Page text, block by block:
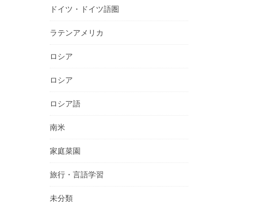
ドイツ・ドイツ語圏
ラテンアメリカ
ロシア
ロシア
ロシア語
南米
家庭菜園
旅行・言語学習
未分類